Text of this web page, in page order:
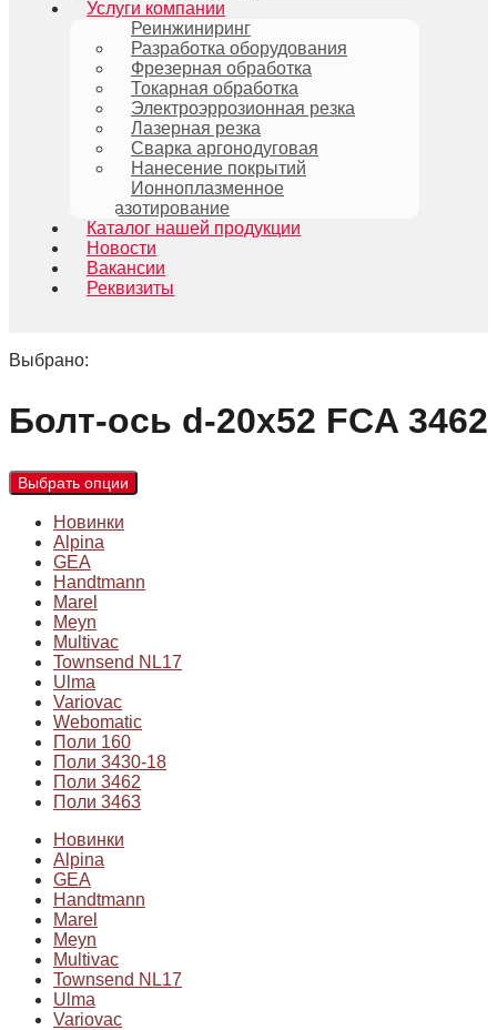
Услуги компании
Реинжиниринг
Разработка оборудования
Фрезерная обработка
Токарная обработка
Электроэррозионная резка
Лазерная резка
Сварка аргонодуговая
Нанесение покрытий
Ионноплазменное
азотирование
Каталог нашей продукции
Новости
Вакансии
Реквизиты
Выбрано:
Болт-ось d-20х52 FCA 3462
Выбрать опции
Новинки
Alpina
GEA
Handtmann
Marel
Meyn
Multivac
Townsend NL17
Ulma
Variovac
Webomatic
Поли 160
Поли 3430-18
Поли 3462
Поли 3463
Новинки
Alpina
GEA
Handtmann
Marel
Meyn
Multivac
Townsend NL17
Ulma
Variovac